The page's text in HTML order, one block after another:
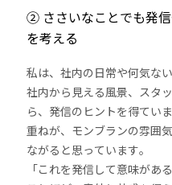
② ささいなことでも発
を考える
私は、社内の日常や何気な
社内から見える風景、スタ
ら、発信のヒントを得てい
重ねが、モンブランの雰囲
ながると思っています。
「これを発信して意味があ